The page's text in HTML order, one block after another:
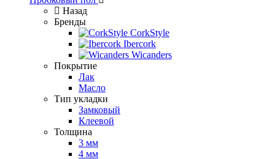
Назад
Бренды
CorkStyle
Ibercork
Wicanders
Покрытие
Лак
Масло
Тип укладки
Замковый
Клеевой
Толщина
3 мм
4 мм